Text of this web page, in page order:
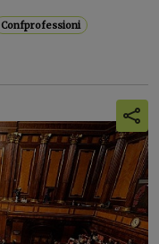
Confprofessioni